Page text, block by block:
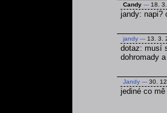
Candy --- 18.
jandy: napi?
jandy --- 13. 3.
dotaz: musí
dohromady
Jandy --- 30.
jediné co